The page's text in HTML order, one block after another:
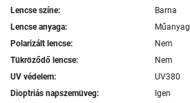
Lencse színe:
Barna
Lencse anyaga:
Műanyag
Polarizált lencse:
Nem
Tükröződő lencse:
Nem
UV védelem:
UV380
Dioptriás napszemüveg:
Igen